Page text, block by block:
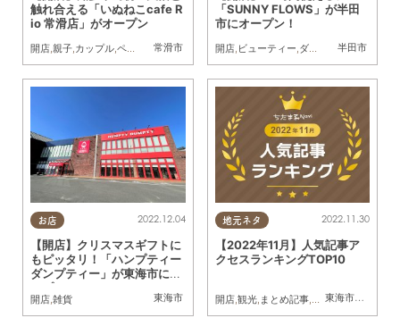
常滑市
触れ合える「いぬねこcafe R
io 常滑店」がオープン
開店,親子,カップル,ペット 半田市
「SUNNY FLOWS」が半田
市にオープン！
開店, ビューティー,ダイエット
お店
東海市
2022.12.04
【開店】クリスマスギフトに
もピッタリ！「ハンプティー
ダンプティー」が東海市にオ
ープン！
開店 雑貨
地元ネタ
東海市
,大府市
2022.11.30
【2022年11月】人気記事ア
クセスランキングTOP10
開店, 観光, まとめ記事, 家族